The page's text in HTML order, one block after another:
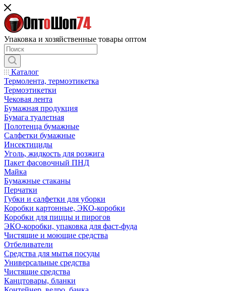
Упаковка и хозяйственные товары оптом
Каталог
Термолента, термоэтикетка
Термоэтикетки
Чековая лента
Бумажная продукция
Бумага туалетная
Полотенца бумажные
Салфетки бумажные
Инсектициды
Уголь, жидкость для розжига
Пакет фасовочный ПНД
Майка
Бумажные стаканы
Перчатки
Губки и салфетки для уборки
Коробки картонные, ЭКО-коробки
Коробки для пиццы и пирогов
ЭКО-коробки, упаковка для фаст-фуда
Чистящие и моющие средства
Отбеливатели
Средства для мытья посуды
Универсальные средства
Чистящие средства
Канцтовары, бланки